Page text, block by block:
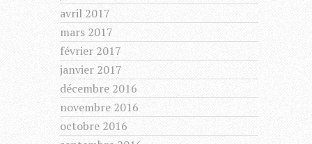
avril 2017
mars 2017
février 2017
janvier 2017
décembre 2016
novembre 2016
octobre 2016